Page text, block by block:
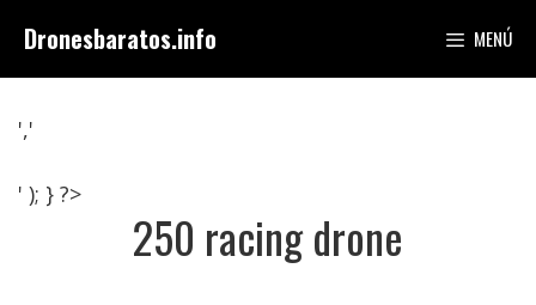
contenido
Dronesbaratos.info MENÚ
','
' ); } ?>
250 racing drone